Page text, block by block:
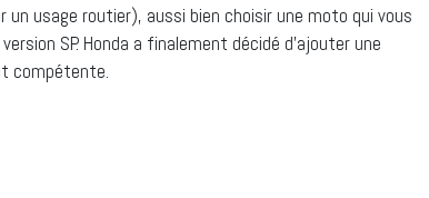
un usage routier), aussi bien choisir une moto qui vous
SP. Honda a finalement décidé d’ajouter une
compétente.